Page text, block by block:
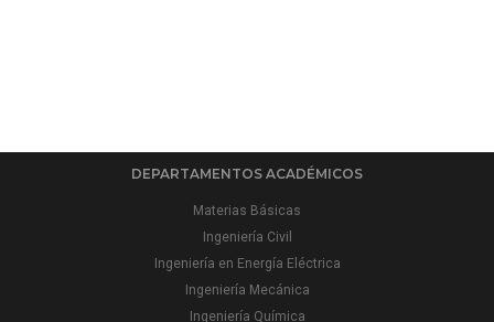
DEPARTAMENTOS ACADÉMICOS
Materias Básicas
Ingeniería Civil
Ingeniería en Energía Eléctrica
Ingeniería Mecánica
Ingeniería Química